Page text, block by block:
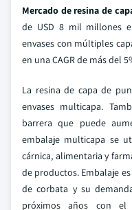
Mercado de resina de
de USD 8 mil millones
envases con múltiples
en una CAGR de más del
La resina de capa de
envases multicapa.
barrera que puede
embalaje multicapa se
cárnica, alimentaria y
de productos. Embalaje
de corbata y su
próximos años con el